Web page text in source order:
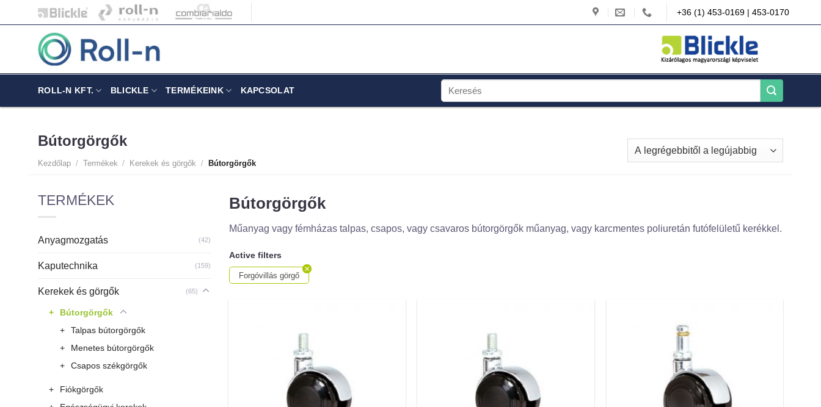
to
+36 (1) 453-0169 | 453-0170
ROLL-N KFT. BLICKLE TERMÉKEINK KAPCSOLAT
Keresés
következőre:
Bútorgörgők
Kezdőlap / Termékek / Kerekek és görgők / Bútorgörgők
TERMÉKEK
Anyagmozgatás (42)
Kaputechnika (159)
Kerekek és görgők (65)
Bútorgörgők
Talpas bútorgörgők
Menetes bútorgörgők
Csapos székgörgők
Fiókgörgők
Bútorgörgők
Műanyag vagy fémházas talpas, csapos, vagy csavaros bútorgörgők műanyag, vagy karcmentes poliuretán futófelületű kerékkel.
Active filters
Forgóvillás görgő